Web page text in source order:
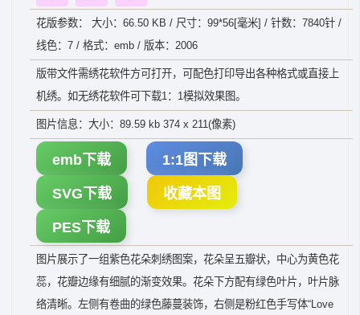
花版参数： 大小：66.50 KB / 尺寸：99*56[毫米] / 针数：7840针 /
线色：7 / 格式：emb / 版本：2006
版带文件需绣花软件方可打开，可配色打印导出各种格式或直接上
机绣。如无绣花软件可下载1：1模拟效果图。
图片信息：大小：89.59 kb 374 x 211(像素)
emb下载 1:1图下载
SVG下载 收藏本图
PES下载
图片展示了一组紫色花朵刺绣图案，花朵呈五瓣状，中心为黄色花
蕊，花瓣边缘有细腻的渐变效果。花朵下方配有绿色叶片，叶片脉
络清晰。左侧有卷曲的绿色藤蔓装饰，右侧是粉红色手写体“Love